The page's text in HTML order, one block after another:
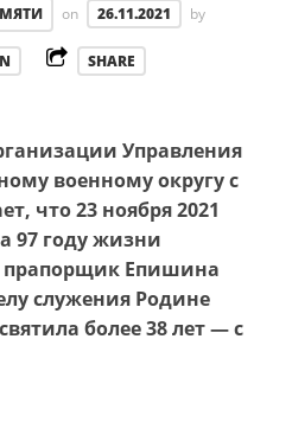
on 26.11.2021 by
SHARE
Управления
военному округу с
что 23 ноября 2021
97 году жизни
прапорщик Епишина
служения Родине
более 38 лет — с